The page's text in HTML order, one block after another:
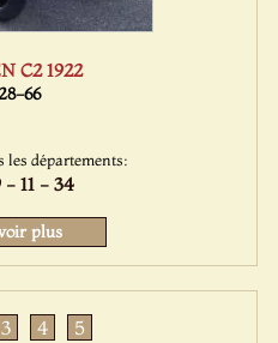
C2 1922
66
les départements:
- 11 - 34
plus
3 4 5